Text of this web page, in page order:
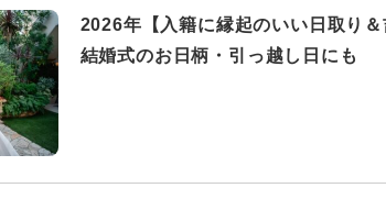
2026年【入籍に縁起のいい日取り＆
結婚式のお日柄・引っ越し日にも